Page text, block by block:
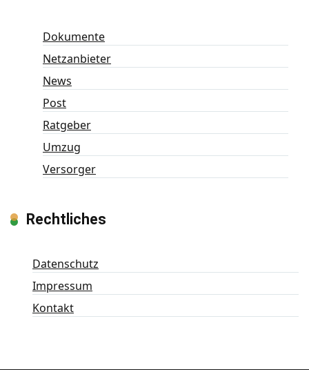
Dokumente
Netzanbieter
News
Post
Ratgeber
Umzug
Versorger
Rechtliches
Datenschutz
Impressum
Kontakt